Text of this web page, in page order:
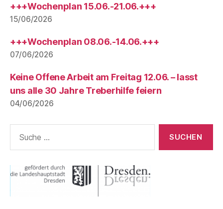
+++Wochenplan 15.06.-21.06.+++
15/06/2026
+++Wochenplan 08.06.-14.06.+++
07/06/2026
Keine Offene Arbeit am Freitag 12.06. – lasst
uns alle 30 Jahre Treberhilfe feiern
04/06/2026
nach: